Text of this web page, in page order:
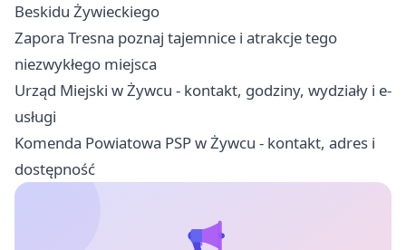
Beskidu Żywieckiego
Zapora Tresna poznaj tajemnice i atrakcje tego
niezwykłego miejsca
Urząd Miejski w Żywcu - kontakt, godziny, wydziały i e-
usługi
Komenda Powiatowa PSP w Żywcu - kontakt, adres i
dostępność